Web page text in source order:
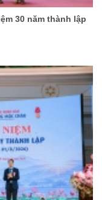
30 năm thành lập